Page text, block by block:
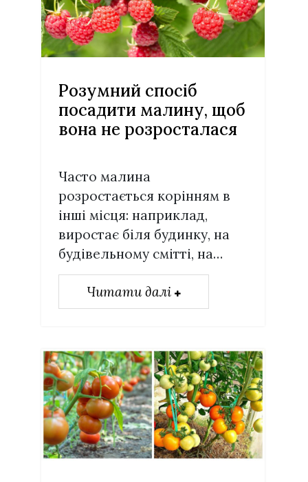
Розумний спосіб
посадити малину, щоб
вона не розросталася
Часто малина
розростається корінням в
інші місця: наприклад,
виростає біля будинку, на
будівельному смітті, на…
Читати далі